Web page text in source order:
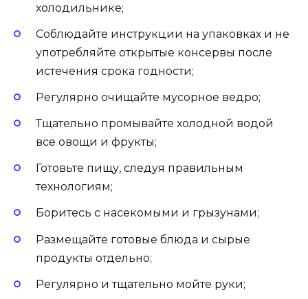
холодильнике;
Соблюдайте инструкции на упаковках и не
употребляйте открытые консервы после
истечения срока годности;
Регулярно очищайте мусорное ведро;
Тщательно промывайте холодной водой
все овощи и фрукты;
Готовьте пищу, следуя правильным
технологиям;
Боритесь с насекомыми и грызунами;
Размещайте готовые блюда и сырые
продукты отдельно;
Регулярно и тщательно мойте руки;